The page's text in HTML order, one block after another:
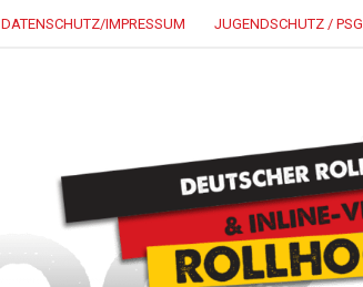
DATENSCHUTZ/IMPRESSUM JUGENDSCHUTZ / PSG